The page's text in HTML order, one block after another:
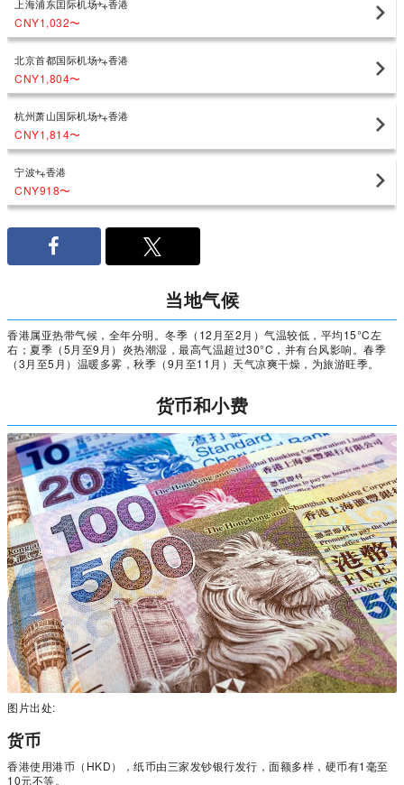
上海浦东囯际机场 香港
CNY1,032〜
北京首都国际机场 香港
CNY1,804〜
杭州萧山国际机场 香港
CNY1,814〜
宁波 香港
CNY918〜
当地气候
香港属亚热带气候，全年分明。冬季（12月至2月）气温较低，平均15°C左
右；夏季（5月至9月）炎热潮湿，最高气温超过30°C，并有台风影响。春季
（3月至5月）温暖多雾，秋季（9月至11月）天气凉爽干燥，为旅游旺季。
货币和小费
图片出处:
货币
香港使用港币（HKD），纸币由三家发钞银行发行，面额多样，硬币有1毫至
10元不等。